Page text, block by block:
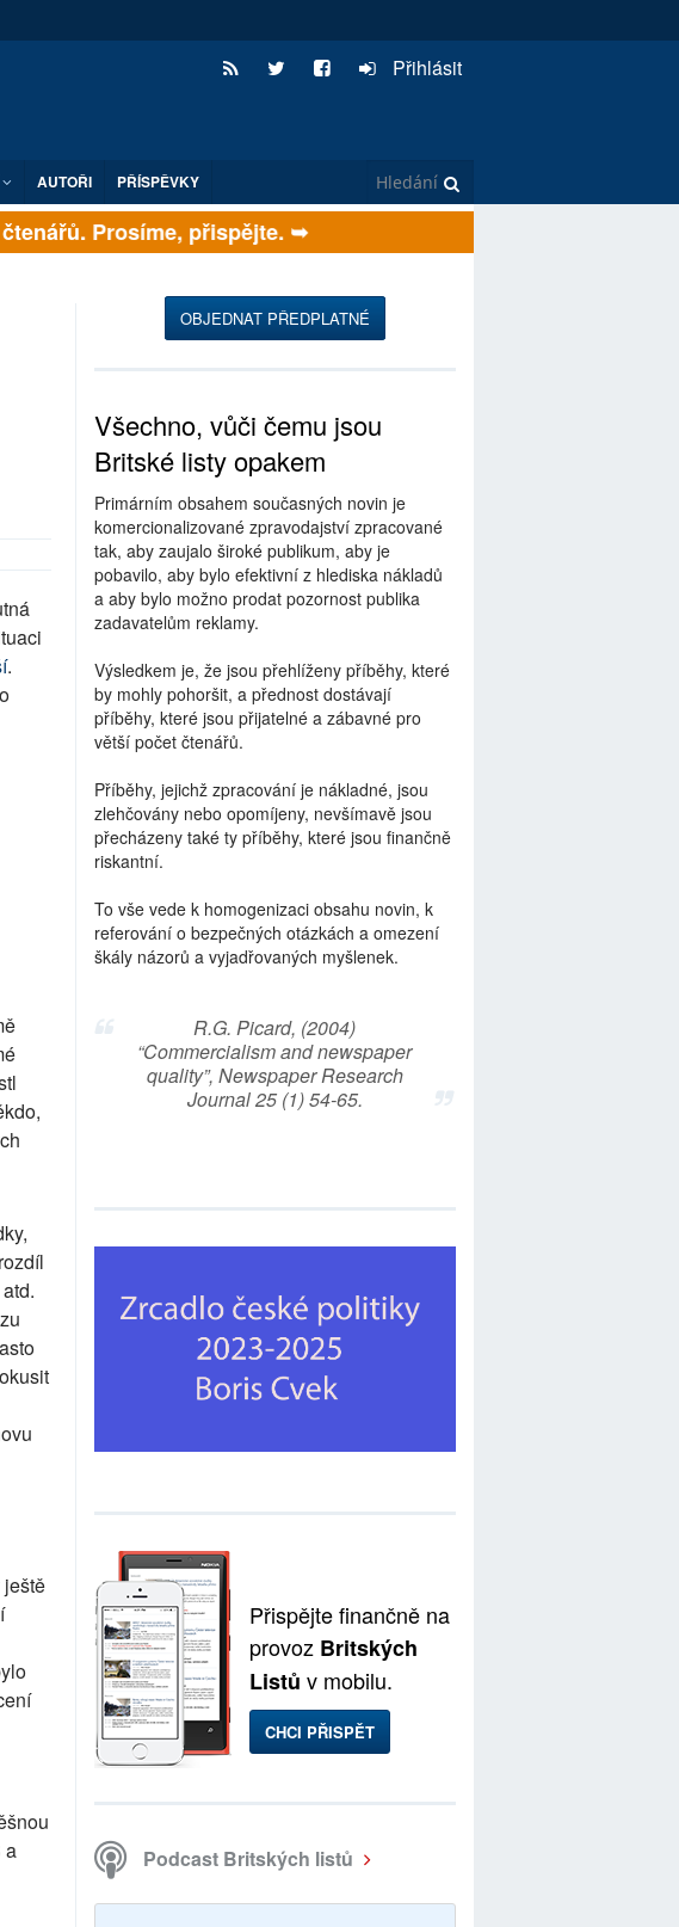
Přihlásit
AUTOŘI PŘÍSPĚVKY
Prosíme, přispějte. ➥
.
a
OBJEDNAT PŘEDPLATNÉ
Všechno, vůči čemu jsou
Britské listy opakem
Primárním obsahem současných novin je
komercionalizované zpravodajství zpracované
tak, aby zaujalo široké publikum, aby je
pobavilo, aby bylo efektivní z hlediska nákladů
a aby bylo možno prodat pozornost publika
zadavatelům reklamy.
Výsledkem je, že jsou přehlíženy příběhy, které
by mohly pohoršit, a přednost dostávají
příběhy, které jsou přijatelné a zábavné pro
větší počet čtenářů.
Příběhy, jejichž zpracování je nákladné, jsou
zlehčovány nebo opomíjeny, nevšímavě jsou
přecházeny také ty příběhy, které jsou finančně
riskantní.
To vše vede k homogenizaci obsahu novin, k
referování o bezpečných otázkách a omezení
škály názorů a vyjadřovaných myšlenek.
R.G. Picard, (2004)
“Commercialism and newspaper
quality”, Newspaper Research
Journal 25 (1) 54-65.
Přispějte finančně na
provoz Britských
Listů v mobilu.
CHCI PŘISPĚT
Podcast Britských listů